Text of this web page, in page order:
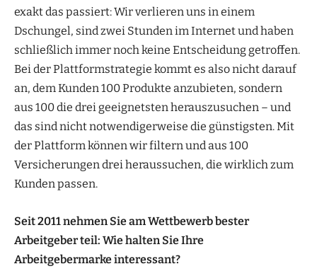
exakt das passiert: Wir verlieren uns in einem
Dschungel, sind zwei Stunden im Internet und haben
schließlich immer noch keine Entscheidung getroffen.
Bei der Plattformstrategie kommt es also nicht darauf
an, dem Kunden 100 Produkte anzubieten, sondern
aus 100 die drei geeignetsten herauszusuchen – und
das sind nicht notwendigerweise die günstigsten. Mit
der Plattform können wir filtern und aus 100
Versicherungen drei heraussuchen, die wirklich zum
Kunden passen.
Seit 2011 nehmen Sie am Wettbewerb bester
Arbeitgeber teil: Wie halten Sie Ihre
Arbeitgebermarke interessant?